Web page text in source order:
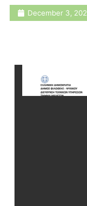
December 3,